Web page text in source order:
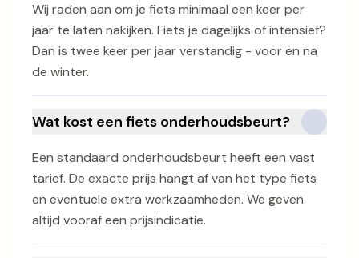
Wij raden aan om je fiets minimaal een keer per
jaar te laten nakijken. Fiets je dagelijks of intensief?
Dan is twee keer per jaar verstandig - voor en na
de winter.
Wat kost een fiets onderhoudsbeurt?
Een standaard onderhoudsbeurt heeft een vast
tarief. De exacte prijs hangt af van het type fiets
en eventuele extra werkzaamheden. We geven
altijd vooraf een prijsindicatie.